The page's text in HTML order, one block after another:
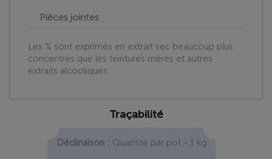
Pièces jointes
Les % sont exprimés en extrait sec beaucoup plus
concentrés que les teintures mères et autres
extraits alcooliques.
Traçabilité
Déclinaison : Quantité par pot - 1 kg